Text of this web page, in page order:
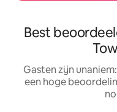
Best
Gasten zijn
een hoge